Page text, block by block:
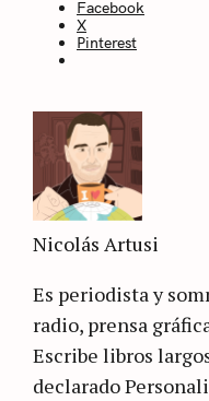
Facebook
X
Pinterest
Nicolás Artusi
Es periodista y
radio, prensa
Escribe libros
declarado